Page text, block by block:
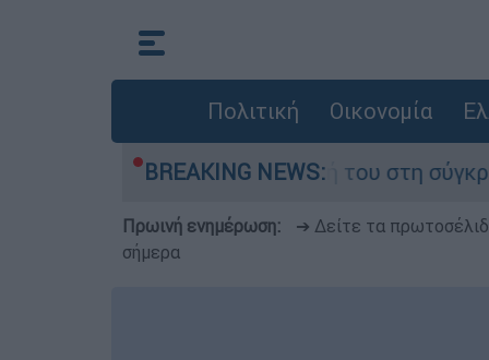
Πολιτική Οικονομία
BREAKING NEWS:
που έχασε τη ζωή του στη σύγκρουση
Πρωινή ενημέρωση: ➔ Δείτε τα
σήμερα